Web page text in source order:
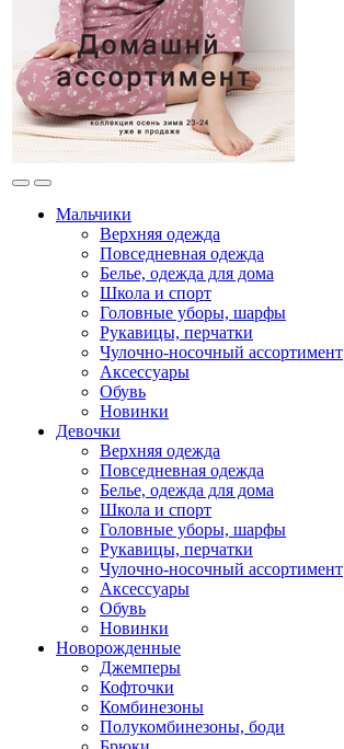
Мальчики
Верхняя одежда
Повседневная одежда
Белье, одежда для дома
Школа и спорт
Головные уборы, шарфы
Рукавицы, перчатки
Чулочно-носочный ассортимент
Аксессуары
Обувь
Новинки
Девочки
Верхняя одежда
Повседневная одежда
Белье, одежда для дома
Школа и спорт
Головные уборы, шарфы
Рукавицы, перчатки
Чулочно-носочный ассортимент
Аксессуары
Обувь
Новинки
Новорожденные
Джемперы
Кофточки
Комбинезоны
Полукомбинезоны, боди